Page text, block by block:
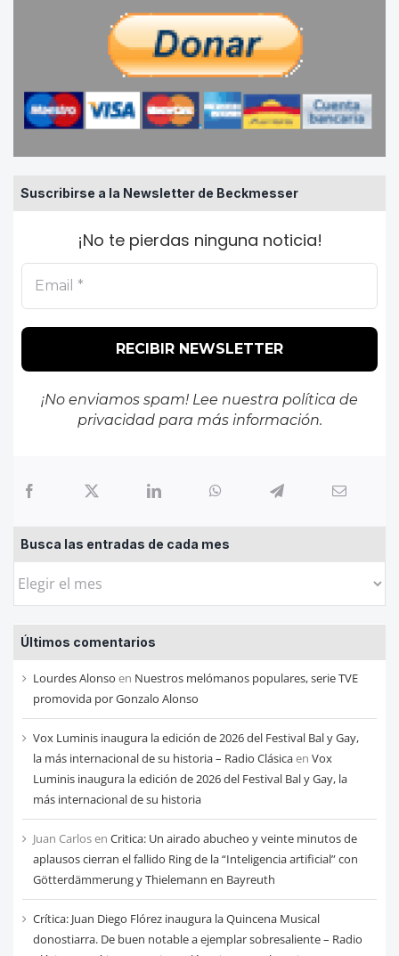
Suscribirse a la Newsletter de Beckmesser
¡No te pierdas ninguna noticia!
¡No enviamos spam! Lee nuestra política de
privacidadpara más información.
Busca las entradas de cada mes
Busca
entradas
de
cada
mes
Últimos comentarios
Lourdes Alonso en Nuestros melómanos populares, serie TVE
promovida por Gonzalo Alonso
Vox Luminis inaugura la edición de 2026 del Festival Bal y Gay,
la más internacional de su historia – Radio Clásicaen Vox
Luminis inaugura la edición de 2026 del Festival Bal y Gay, la
más internacional de su historia
Juan Carlosen Critica: Un airado abucheo y veinte minutos de
aplausos cierran el fallido Ring de la “Inteligencia artificial” con
Götterdämmerung y Thielemann en Bayreuth
Crítica: Juan Diego Flórez inaugura la Quincena Musical
donostiarra. De buen notable a ejemplar sobresaliente – Radio